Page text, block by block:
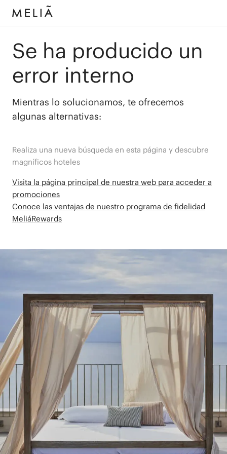
Se ha producido un
error interno
Mientras lo solucionamos, te ofrecemos
algunas alternativas:
Realiza una nueva búsqueda en esta página y descubre
magníficos hoteles
Visita la página principal de nuestra web para acceder a
promociones
Conoce las ventajas de nuestro programa de fidelidad
MeliáRewards